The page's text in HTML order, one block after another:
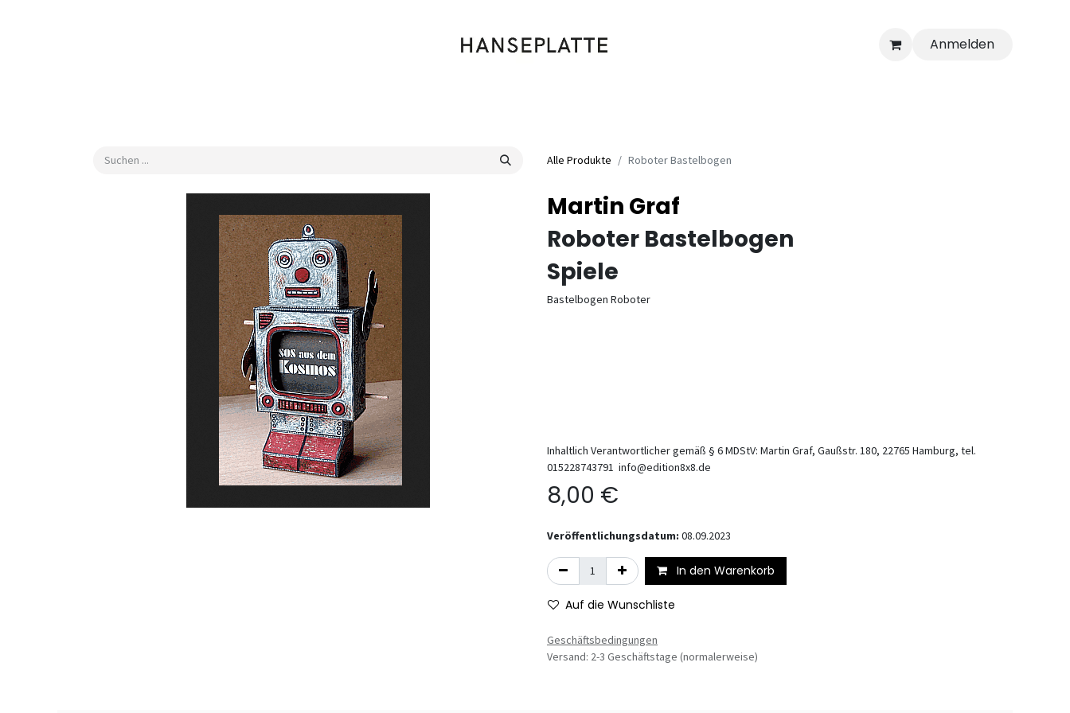
Anmelden
Alle Produkte Roboter Bastelbogen
Martin Graf
Roboter Bastelbogen
Spiele
Bastelbogen Roboter
Inhaltlich Verantwortlicher gemäß § 6 MDStV: Martin Graf, Gaußstr. 180, 22765 Hamburg, tel.
015228743791 info@edition8x8.de
8,00 €
Veröffentlichungsdatum: 08.09.2023
In den Warenkorb
Auf die Wunschliste
Geschäftsbedingungen
Versand: 2-3 Geschäftstage (normalerweise)